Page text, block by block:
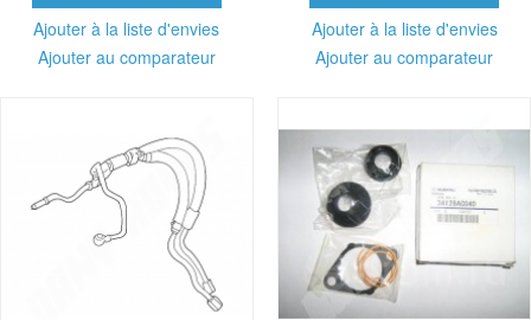
Ajouter à la liste d'envies
Ajouter au comparateur
Ajouter à la liste d'envies
Ajouter au comparateur